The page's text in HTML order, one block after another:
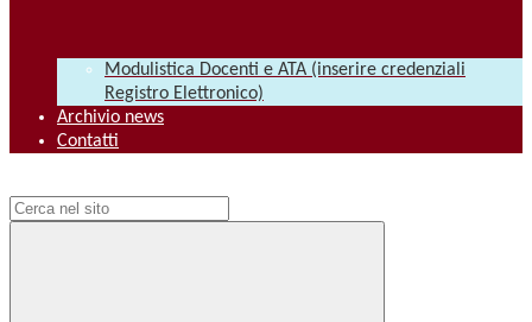
Modulistica Docenti e ATA (inserire credenziali
Registro Elettronico)
Archivio news
Contatti